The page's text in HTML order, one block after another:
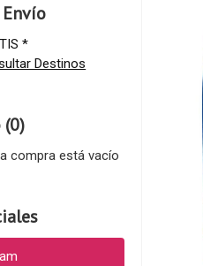
*
Destinos
(0)
compra está vacío